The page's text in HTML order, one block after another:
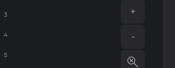
+
-
3
4
5